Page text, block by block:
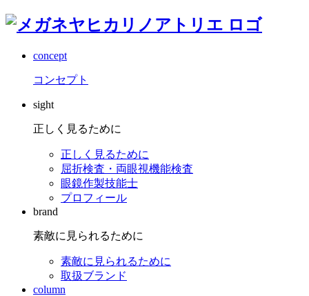
concept
コンセプト
sight
正しく見るために
正しく見るために
屈折検査・両眼視機能検査
眼鏡作製技能士
プロフィール
brand
素敵に見られるために
素敵に見られるために
取扱ブランド
column